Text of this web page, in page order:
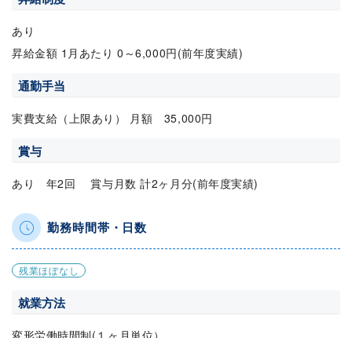
あり
昇給金額 1月あたり 0～6,000円(前年度実績)
通勤手当
実費支給（上限あり） 月額 35,000円
賞与
あり 年2回 賞与月数 計2ヶ月分(前年度実績)
勤務時間帯・日数
残業ほぼなし
就業方法
変形労働時間制(１ヶ月単位）